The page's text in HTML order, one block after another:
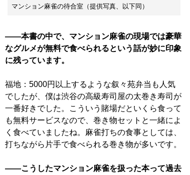
マンション麻雀の待合室（提供写真、以下同）
——本書の中で、マンション麻雀の現場では豪華
なグルメが無料で食べられるという話が妙に印象
に残っています。
福地：5000円以上するような叙々苑弁当も人気
でしたが、僕は渋谷の高級寿司屋の太巻き寿司が
一番好きでした。こういう賭場だといくら食って
も無料サービスなので、巻き物セットと一緒によ
く食べていましたね。麻雀打ちの食事としては、
打ちながら片手で食べられる巻き物が多いです。
——こうしたマンション麻雀を扱った本って過去